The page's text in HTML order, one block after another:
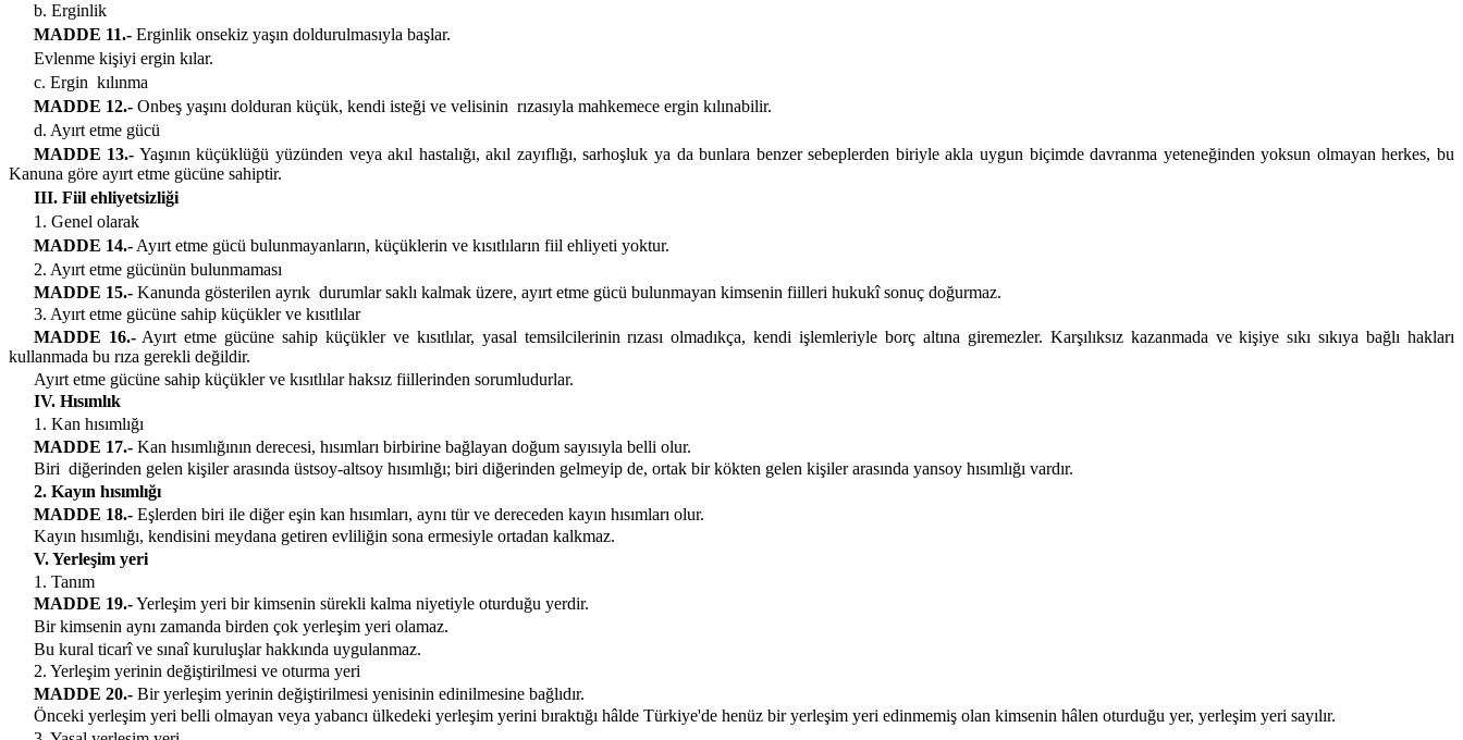
b. Erginlik
MADDE 11.-Erginlik onsekiz yaşın doldurulmasıyla başlar.
Evlenme kişiyi ergin kılar.
c. Ergin kılınma
MADDE 12.-Onbeş yaşını dolduran küçük, kendi isteği ve velisinin rızasıyla mahkemece ergin kılınabilir.
d. Ayırt etme gücü
MADDE 13.- Yaşının küçüklüğü yüzünden veya akıl hastalığı, akıl zayıflığı, sarhoşluk ya da bunlara benzer sebeplerden biriyle akla uygun biçimde davranma yeteneğinden yoksun olmayan herkes, bu
Kanuna göre ayırt etme gücüne sahiptir.
III. Fiil ehliyetsizliği
1. Genel olarak
MADDE 14.-Ayırt etme gücü bulunmayanların, küçüklerin ve kısıtlıların fiil ehliyeti yoktur.
2. Ayırt etme gücünün bulunmaması
MADDE 15.-Kanunda gösterilen ayrık durumlar saklı kalmak üzere, ayırt etme gücü bulunmayan kimsenin fiilleri hukukî sonuç doğurmaz.
3. Ayırt etme gücüne sahip küçükler ve kısıtlılar
MADDE 16.-Ayırt etme gücüne sahip küçükler ve kısıtlılar, yasal temsilcilerinin rızası olmadıkça, kendi işlemleriyle borç altına giremezler. Karşılıksız kazanmada ve kişiye sıkı sıkıya bağlı hakları
kullanmada bu rıza gerekli değildir.
Ayırt etme gücüne sahip küçükler ve kısıtlılar haksız fiillerinden sorumludurlar.
IV. Hısımlık
1. Kan hısımlığı
MADDE 17.-Kan hısımlığının derecesi, hısımları birbirine bağlayan doğum sayısıyla belli olur.
Biri diğerinden gelen kişiler arasında üstsoy-altsoy hısımlığı; biri diğerinden gelmeyip de, ortak bir kökten gelen kişiler arasında yansoy hısımlığı vardır.
2. Kayın hısımlığı
MADDE 18.-Eşlerden biri ile diğer eşin kan hısımları, aynı tür ve dereceden kayın hısımları olur.
Kayın hısımlığı, kendisini meydana getiren evliliğin sona ermesiyle ortadan kalkmaz.
V. Yerleşim yeri
1. Tanım
MADDE 19.-Yerleşim yeri bir kimsenin sürekli kalma niyetiyle oturduğu yerdir.
Bir kimsenin aynı zamanda birden çok yerleşim yeri olamaz.
Bu kural ticarî ve sınaî kuruluşlar hakkında uygulanmaz.
2. Yerleşim yerinin değiştirilmesi ve oturma yeri
MADDE 20.-Bir yerleşim yerinin değiştirilmesi yenisinin edinilmesine bağlıdır.
Önceki yerleşim yeri belli olmayan veya yabancı ülkedeki yerleşim yerini bıraktığı hâlde Türkiye'de henüz bir yerleşim yeri edinmemiş olan kimsenin hâlen oturduğu yer, yerleşim yeri sayılır.